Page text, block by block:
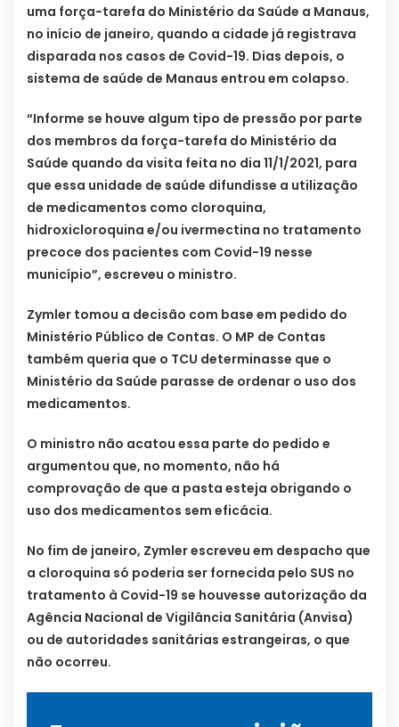
uma força-tarefa do Ministério da Saúde a Manaus,
no início de janeiro, quando a cidade já registrava
disparada nos casos de Covid-19. Dias depois, o
sistema de saúde de Manaus entrou em colapso.
“Informe se houve algum tipo de pressão por parte
dos membros da força-tarefa do Ministério da
Saúde quando da visita feita no dia 11/1/2021, para
que essa unidade de saúde difundisse a utilização
de medicamentos como cloroquina,
hidroxicloroquina e/ou ivermectina no tratamento
precoce dos pacientes com Covid-19 nesse
município”, escreveu o ministro.
Zymler tomou a decisão com base em pedido do
Ministério Público de Contas. O MP de Contas
também queria que o TCU determinasse que o
Ministério da Saúde parasse de ordenar o uso dos
medicamentos.
O ministro não acatou essa parte do pedido e
argumentou que, no momento, não há
comprovação de que a pasta esteja obrigando o
uso dos medicamentos sem eficácia.
No fim de janeiro, Zymler escreveu em despacho que
a cloroquina só poderia ser fornecida pelo SUS no
tratamento à Covid-19 se houvesse autorização da
Agência Nacional de Vigilância Sanitária (Anvisa)
ou de autoridades sanitárias estrangeiras, o que
não ocorreu.